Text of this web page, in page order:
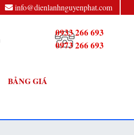
info@dienlanhnguyenphat.com
0933 266 693
0973 266 693
BẢNG GIÁ